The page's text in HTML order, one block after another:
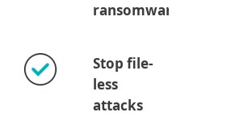
ransomware
Stop file-
less
attacks